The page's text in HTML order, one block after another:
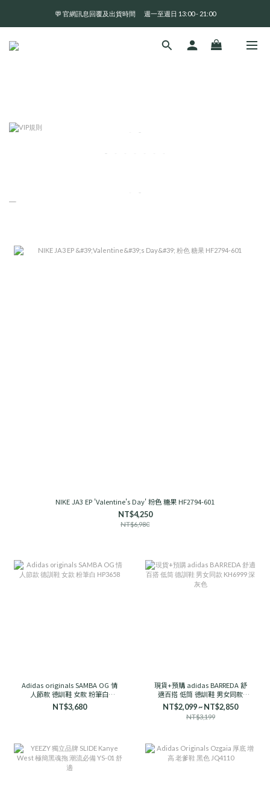
全 館 消 費 滿 三 千 免 運 費 🤘🏻
💬 官網訊息回覆及出貨時間       週一至週日 13:00 - 21:00
全 館 消 費 滿 三 千 免 運 費 🤘🏻
NIKE JA3 EP 'Valentine's Day' 粉色 糖果 HF2794-601
NT$4,250
NT$6,980
Adidas originals SAMBA OG 情
人節款 德訓鞋 女款 粉筆白
HP3658
NT$3,680
現貨+預購 adidas BARREDA 舒
適百搭 低筒 德訓鞋 男女同款
KH6999 深灰色
NT$2,099 ~ NT$2,850
NT$3,199